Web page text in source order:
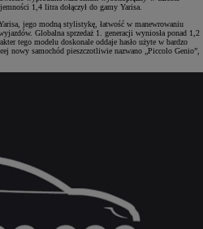
1,4 litra dołączył do gamy Yarisa.
jego modną stylistykę, łatwość w manewrowaniu
Globalna sprzedaż 1. generacji wyniosła ponad 1,2
tego modelu doskonale oddaje hasło użyte w bardzo
nowy samochód pieszczotliwie nazwano „Piccolo Genio”,